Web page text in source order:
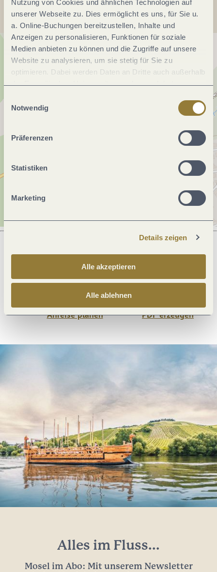
Nutzung von Cookies und ähnlichen Technologien auf
unserer Webseite zu. Dies ermöglicht es uns, für Sie u.
a. Online-Buchungen bereitzustellen, Inhalte und
Anzeigen zu personalisieren, Funktionen für soziale
Medien anbieten zu können und die Zugriffe auf unsere
Website zu analysieren, um sie stetig für Sie zu
optimieren. Dabei werden Daten an Dritte auch außerhalb
der Europäischen Union weitergegeben und dort
jederzeit widerrufen werden. Mit der Auswahl "Alle
ablehnen" kann es zu Beeinträchtigungen in der Nutzung
Einwilligungsauswahl
Notwendig
Präferenzen
Statistiken
Marketing
Details zeigen
Alle akzeptieren
Alle ablehnen
Was möchtest du als nächstes tun?
Anreise planen PDF erzeugen
Alles im Fluss...
Mosel im Abo: Mit unserem Newsletter